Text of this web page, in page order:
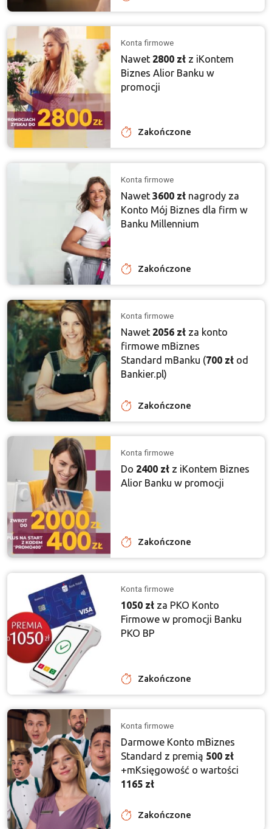
Konta firmowe
Nawet 2800 zł z iKontem
Biznes Alior Banku w
promocji
Zakończone
Konta firmowe
Nawet3600 zł nagrody za
Konto Mój Biznes dla firm w
Banku Millennium
Zakończone
Konta firmowe
Nawet 2056 zł za konto
firmowe mBiznes
Standard mBanku (700 zł od
Bankier.pl)
Zakończone
Konta firmowe
Do 2400 zł z iKontem Biznes
Alior Banku w promocji
Zakończone
Konta firmowe
1050 zł za PKO Konto
Firmowe w promocji Banku
PKO BP
Zakończone
Konta firmowe
Darmowe Konto mBiznes
Standard z premią 500 zł
+mKsięgowość o wartości
1165 zł
Zakończone